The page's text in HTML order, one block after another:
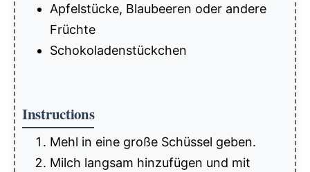
Apfelstücke, Blaubeeren oder andere
Früchte
Schokoladenstückchen
Instructions
Mehl in eine große Schüssel geben.
Milch langsam hinzufügen und mit